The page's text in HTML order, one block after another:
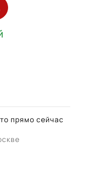
прямо сейчас